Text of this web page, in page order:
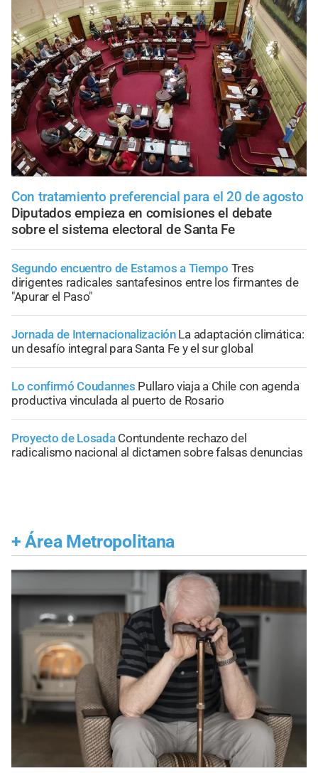
Con tratamiento preferencial para el 20 de agosto
Diputados empieza en comisiones el debate
sobre el sistema electoral de Santa Fe
Segundo encuentro de Estamos a Tiempo Tres
dirigentes radicales santafesinos entre los firmantes de
"Apurar el Paso"
Jornada de Internacionalización La adaptación climática:
un desafío integral para Santa Fe y el sur global
Lo confirmó Coudannes Pullaro viaja a Chile con agenda
productiva vinculada al puerto de Rosario
Proyecto de Losada Contundente rechazo del
radicalismo nacional al dictamen sobre falsas denuncias
+ Área Metropolitana